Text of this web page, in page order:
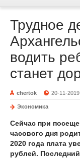
Трудное
водить
станет
chertok 20-11-
Экономика
Сейчас при
часового дня
2020 года плата
рублей.